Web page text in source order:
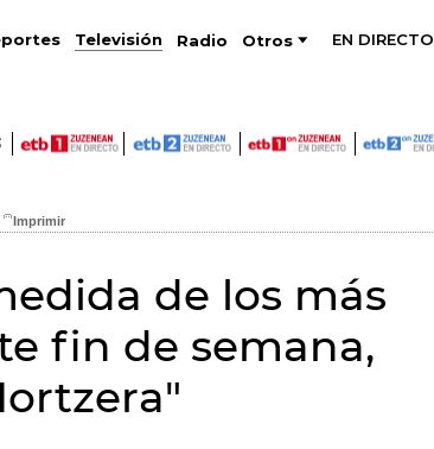
Televisión Radio Otros EN DIRECTO
de los más
fin de semana,